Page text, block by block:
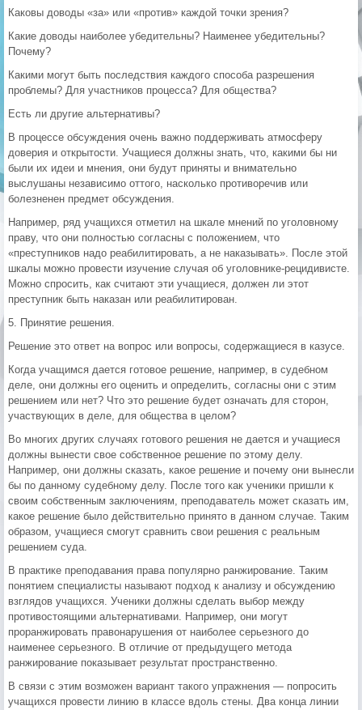
Каковы доводы «за» или «против» каждой точки зрения?
Какие доводы наиболее убедительны? Наименее убедительны?
Почему?
Какими могут быть последствия каждого способа разрешения
проблемы? Для участников процесса? Для общества?
Есть ли другие альтернативы?
В процессе обсуждения очень важно поддерживать атмосферу
доверия и открытости. Учащиеся должны знать, что, какими бы ни
были их идеи и мнения, они будут приняты и внимательно
выслушаны независимо оттого, насколько противоречив или
болезненен предмет обсуждения.
Например, ряд учащихся отметил на шкале мнений по уголовному
праву, что они полностью согласны с положением, что
«преступников надо реабилитировать, а не наказывать». После этой
шкалы можно провести изучение случая об уголовнике-рецидивисте.
Можно спросить, как считают эти учащиеся, должен ли этот
преступник быть наказан или реабилитирован.
5. Принятие решения.
Решение это ответ на вопрос или вопросы, содержащиеся в казусе.
Когда учащимся дается готовое решение, например, в судебном
деле, они должны его оценить и определить, согласны они с этим
решением или нет? Что это решение будет означать для сторон,
участвующих в деле, для общества в целом?
Во многих других случаях готового решения не дается и учащиеся
должны вынести свое собственное решение по этому делу.
Например, они должны сказать, какое решение и почему они вынесли
бы по данному судебному делу. После того как ученики пришли к
своим собственным заключениям, преподаватель может сказать им,
какое решение было действительно принято в данном случае. Таким
образом, учащиеся смогут сравнить свои решения с реальным
решением суда.
В практике преподавания права популярно ранжирование. Таким
понятием специалисты называют подход к анализу и обсуждению
взглядов учащихся. Ученики должны сделать выбор между
противостоящими альтернативами. Например, они могут
проранжировать правонарушения от наиболее серьезного до
наименее серьезного. В отличие от предыдущего метода
ранжирование показывает результат пространственно.
В связи с этим возможен вариант такого упражнения — попросить
учащихся провести линию в классе вдоль стены. Два конца линии